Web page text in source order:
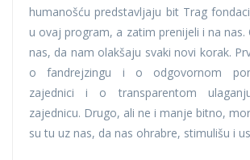
humanošću predstavljaju bit Trag
u ovaj program, a zatim prenijeli i na nas.
nas, da nam olakšaju svaki novi korak.
o fandrejzingu i o odgovornom
zajednici i o transparentom
zajednicu. Drugo, ali ne i manje bitno,
su tu uz nas, da nas ohrabre, stimulišu i